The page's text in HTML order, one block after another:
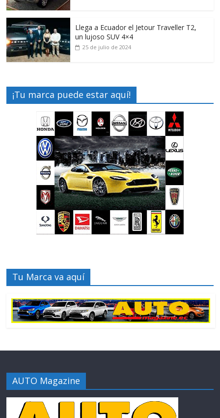
Llega a Ecuador el Jetour Traveller T2,
un lujoso SUV 4×4
25 de julio de 2024
¡Tu marca puede estar aquí!
Tu Marca va aquí
AUTO Magazine